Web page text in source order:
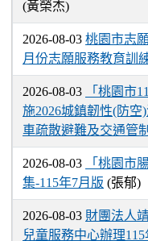
(黃榮杰)
2026-08-03 桃園市志
月份志願服務教育訓
2026-08-03
「桃園市
施2026城鎮韌性(防空
車疏散避難及交通管
2026-08-03
「桃園市
集-115年7月版 (張郁)
2026-08-03 財團法人
兒童服務中心辦理